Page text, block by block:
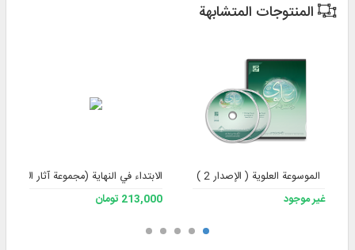
المنتوجات المتشابهة
الموسوعة العلوية ( الإصدار 2 )
غير موجود
الابتداء في النهاية (مجموعة آثار
213,000 تومان